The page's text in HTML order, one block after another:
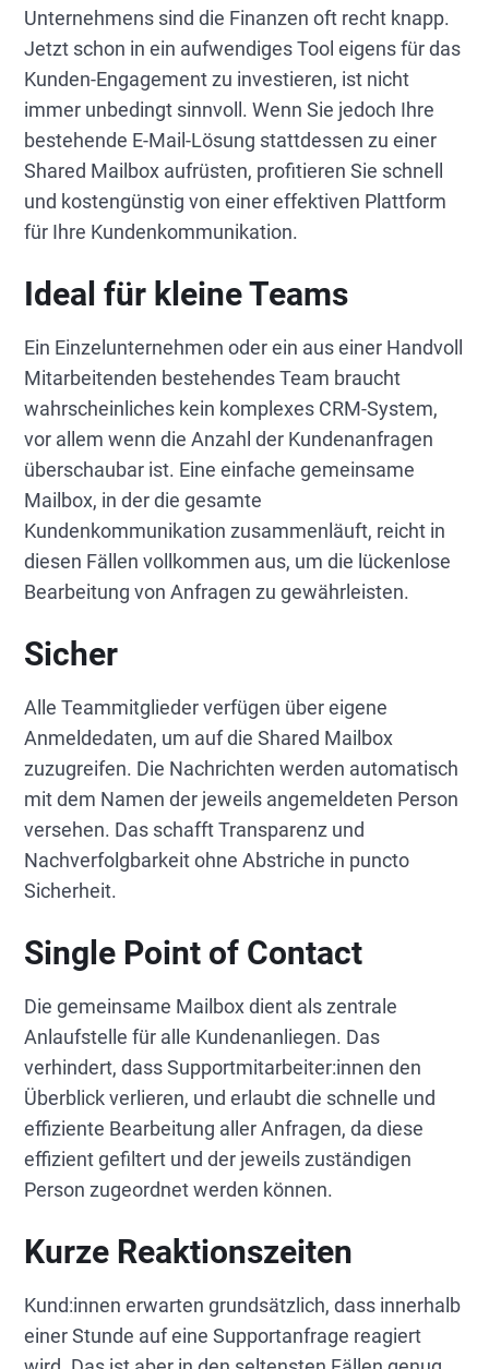
Unternehmens sind die Finanzen oft recht knapp.
Jetzt schon in ein aufwendiges Tool eigens für das
Kunden-Engagement zu investieren, ist nicht
immer unbedingt sinnvoll. Wenn Sie jedoch Ihre
bestehende E-Mail-Lösung stattdessen zu einer
Shared Mailbox aufrüsten, profitieren Sie schnell
und kostengünstig von einer effektiven Plattform
für Ihre Kundenkommunikation.
Ideal für kleine Teams
Ein Einzelunternehmen oder ein aus einer Handvoll
Mitarbeitenden bestehendes Team braucht
wahrscheinliches kein komplexes CRM-System,
vor allem wenn die Anzahl der Kundenanfragen
überschaubar ist. Eine einfache gemeinsame
Mailbox, in der die gesamte
Kundenkommunikation zusammenläuft, reicht in
diesen Fällen vollkommen aus, um die lückenlose
Bearbeitung von Anfragen zu gewährleisten.
Sicher
Alle Teammitglieder verfügen über eigene
Anmeldedaten, um auf die Shared Mailbox
zuzugreifen. Die Nachrichten werden automatisch
mit dem Namen der jeweils angemeldeten Person
versehen. Das schafft Transparenz und
Nachverfolgbarkeit ohne Abstriche in puncto
Sicherheit.
Single Point of Contact
Die gemeinsame Mailbox dient als zentrale
Anlaufstelle für alle Kundenanliegen. Das
verhindert, dass Supportmitarbeiter:innen den
Überblick verlieren, und erlaubt die schnelle und
effiziente Bearbeitung aller Anfragen, da diese
effizient gefiltert und der jeweils zuständigen
Person zugeordnet werden können.
Kurze Reaktionszeiten
Kund:innen erwarten grundsätzlich, dass innerhalb
einer Stunde auf eine Supportanfrage reagiert